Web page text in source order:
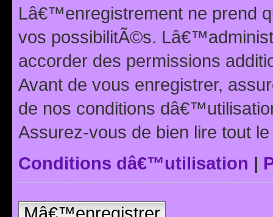
Lâ€™enregistrement ne prend
vos possibilitÃ©s.
accorder des permissions
Avant de vous enregistrer,
de nos conditions
Assurez-vous de bien lire tout
Conditions dâ€™utilisation |
Mâ€™enregistrer